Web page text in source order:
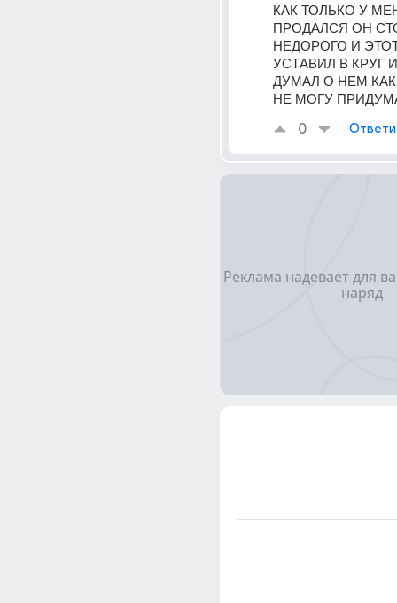
КАК ТОЛЬКО У
ПРОДАЛСЯ ОН
НЕДОРОГО И
УСТАВИЛ В КРУГ
ДУМАЛ О НЕМ
НЕ МОГУ
0